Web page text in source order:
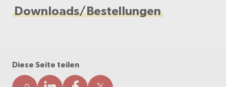
Downloads/Bestellungen
Diese Seite teilen